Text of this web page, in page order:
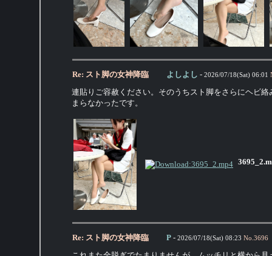
Re: スト脚の女神降臨 よしよし - 2026/07/18(Sat) 06:01
連貼りご容赦ください。そのうちスト脚をさらにヘビ
まらなかったです。
Re: スト脚の女神降臨 P - 2026/07/18(Sat) 08:23 No.3696